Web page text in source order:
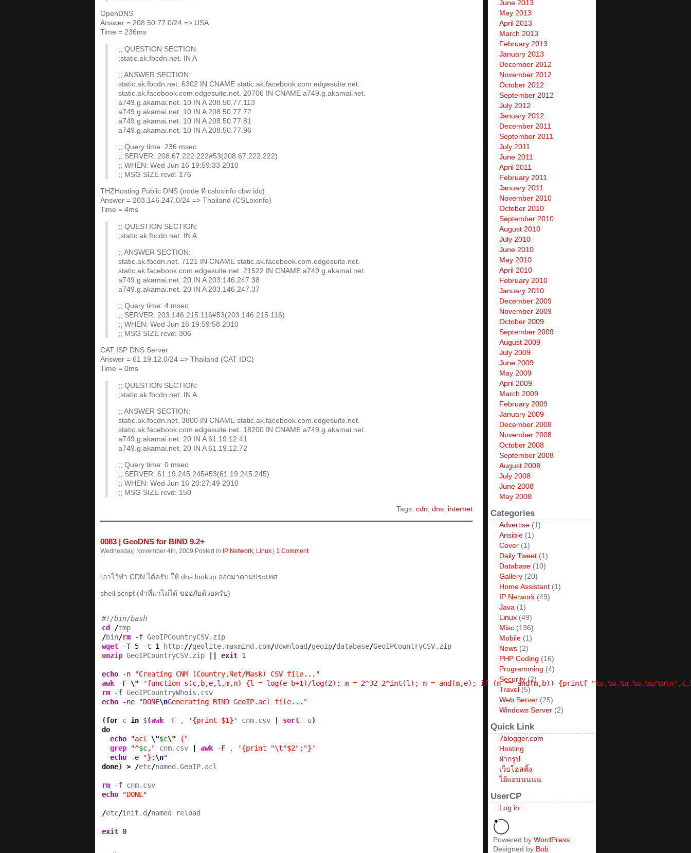
OpenDNS
Answer = 208.50.77.0/24 => USA
Time = 236ms
;; QUESTION SECTION:
;static.ak.fbcdn.net. IN A
;; ANSWER SECTION:
static.ak.fbcdn.net. 6302 IN CNAME static.ak.facebook.com.edgesuite.net.
static.ak.facebook.com.edgesuite.net. 20706 IN CNAME a749.g.akamai.net.
a749.g.akamai.net. 10 IN A 208.50.77.113
a749.g.akamai.net. 10 IN A 208.50.77.72
a749.g.akamai.net. 10 IN A 208.50.77.81
a749.g.akamai.net. 10 IN A 208.50.77.96
;; Query time: 236 msec
;; SERVER: 208.67.222.222#53(208.67.222.222)
;; WHEN: Wed Jun 16 19:59:33 2010
;; MSG SIZE rcvd: 176
THZHosting Public DNS (node ที่ csloxinfo cbw idc)
Answer = 203.146.247.0/24 => Thailand (CSLoxinfo)
Time = 4ms
;; QUESTION SECTION:
;static.ak.fbcdn.net. IN A
;; ANSWER SECTION:
static.ak.fbcdn.net. 7121 IN CNAME static.ak.facebook.com.edgesuite.net.
static.ak.facebook.com.edgesuite.net. 21522 IN CNAME a749.g.akamai.net.
a749.g.akamai.net. 20 IN A 203.146.247.38
a749.g.akamai.net. 20 IN A 203.146.247.37
;; Query time: 4 msec
;; SERVER: 203.146.215.116#53(203.146.215.116)
;; WHEN: Wed Jun 16 19:59:58 2010
;; MSG SIZE rcvd: 306
CAT ISP DNS Server
Answer = 61.19.12.0/24 => Thailand (CAT IDC)
Time = 0ms
;; QUESTION SECTION:
;static.ak.fbcdn.net. IN A
;; ANSWER SECTION:
static.ak.fbcdn.net. 3800 IN CNAME static.ak.facebook.com.edgesuite.net.
static.ak.facebook.com.edgesuite.net. 18200 IN CNAME a749.g.akamai.net.
a749.g.akamai.net. 20 IN A 61.19.12.41
a749.g.akamai.net. 20 IN A 61.19.12.72
;; Query time: 0 msec
;; SERVER: 61.19.245.245#53(61.19.245.245)
;; WHEN: Wed Jun 16 20:27:49 2010
;; MSG SIZE rcvd: 150
Tags: cdn dns internet
0083 | GeoDNS for BIND 9.2+
Wednesday, November 4th, 2009 Posted in IP Network Linux | 1 Comment
เอาไว้ทำ CDN ได้ครับ ให้ dns lookup ออกมาตามประเทศ
shell script (จำที่มาไม่ได้ ขออภัยด้วยครับ)
#!/bin/bash
cd
/
/bin/rm -f
wget
-T 5 -t 1 http: //geolite.maxmind.com/download /geoip/database/
unzip GeoIPCountryCSV.zip exit 1
echo -n
"Creating CNM (Country,Net/Mask) CSV file..."
awk
-F \"
'function s(c,b,e,l,m,n) {l = log(e-b+1)/log(2); m = 2^32-2^int(l); n = and(m,e); if (n == and(m,b)) {printf "%s,%u.%u.%u.%u/
rm
-f
echo
-ne "DONE\nGenerating BIND GeoIP.acl file..."
(for c in $(awk -F , '{print $1}' cnm.csv sort -u)
do
echo
"acl \"$c\" {"
grep
"^$c," cnm.csv awk -F ,
'{print "\t"$2";"}'
echo
-e "};\n"
done) > /etc/named.GeoIP.acl
rm -f
echo
"DONE"
/etc/init.d /named reload
exit 0
June 2013
May 2013
April 2013
March 2013
February 2013
January 2013
December 2012
November 2012
October 2012
September 2012
July 2012
January 2012
December 2011
September 2011
July 2011
June 2011
April 2011
February 2011
January 2011
November 2010
October 2010
September 2010
August 2010
July 2010
June 2010
May 2010
April 2010
February 2010
January 2010
December 2009
November 2009
October 2009
September 2009
August 2009
July 2009
June 2009
May 2009
April 2009
March 2009
February 2009
January 2009
December 2008
November 2008
October 2008
September 2008
August 2008
July 2008
June 2008
May 2008
Categories
Advertise (1)
Ansible (1)
Cover (1)
Daily Tweet (1)
Database (10)
Gallery (20)
Home Assistant (1)
IP Network (49)
Java (1)
Linux (49)
Misc (136)
Mobile (1)
News (2)
PHP Coding (16)
Programming (4)
Security (2)
Travel (5)
Web Server (25)
Windows Server (2)
Quick Link
7blogger.com
Hosting
ฝากรูป
เว็บโฮสติ้ง
ไอ้แอนนนนน
UserCP
Log in
Powered by WordPress
Designed by Bob